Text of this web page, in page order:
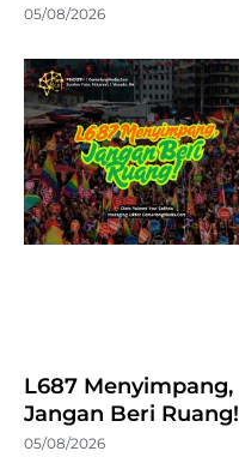
05/08/2026
L687 Menyimpang,
Jangan Beri Ruang!
05/08/2026